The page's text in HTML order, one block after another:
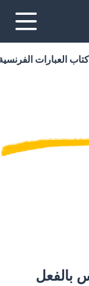
كتاب العبارات
بالفعل